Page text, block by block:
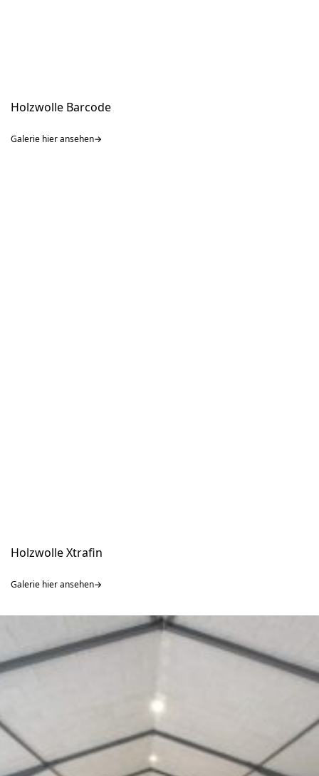
Holzwolle Barcode
Galerie hier ansehen
Holzwolle Xtrafin
Galerie hier ansehen